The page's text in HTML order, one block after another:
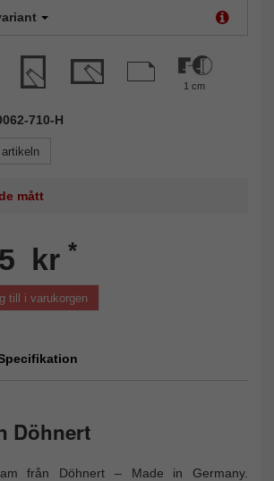
1 cm
710-H
mått
kr *
till i varukorgen
Döhnert
från Döhnert – Made in Germany.